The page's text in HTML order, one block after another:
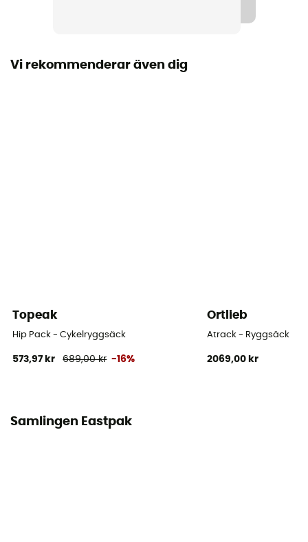
Vi rekommenderar även dig
Topeak
Hip Pack - Cykelryggsäck
573,97 kr 689,00 kr -16%
Ortlieb
Atrack - Ryggsäck
2069,00 kr
Samlingen Eastpak